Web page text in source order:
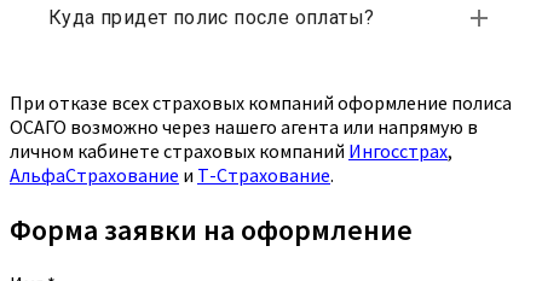
При отказе всех страховых компаний оформление полиса
ОСАГО возможно через нашего агента или напрямую в
личном кабинете страховых компаний Ингосстрах,
АльфаСтрахование и Т-Страхование.
Форма заявки на оформление